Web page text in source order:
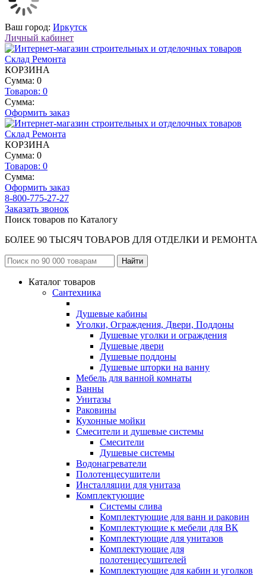
Ваш город: Иркутск
Личный кабинет
КОРЗИНА
Сумма: 0
Товаров: 0
Сумма:
Оформить заказ
КОРЗИНА
Сумма: 0
Товаров: 0
Сумма:
Оформить заказ
8-800-775-27-27
Заказать звонок
Поиск товаров по Каталогу
БОЛЕЕ 90 ТЫСЯЧ ТОВАРОВ ДЛЯ ОТДЕЛКИ И РЕМОНТА
Каталог товаров
Сантехника
Душевые кабины
Уголки, Ограждения, Двери, Поддоны
Душевые уголки и ограждения
Душевые двери
Душевые поддоны
Душевые шторки на ванну
Мебель для ванной комнаты
Ванны
Унитазы
Раковины
Кухонные мойки
Смесители и душевые системы
Смесители
Душевые системы
Водонагреватели
Полотенцесушители
Инсталляции для унитаза
Комплектующие
Системы слива
Комплектующие для ванн и раковин
Комплектующие к мебели для ВК
Комплектующие для унитазов
Комплектующие для
полотенцесушителей
Комплектующие для кабин и уголков